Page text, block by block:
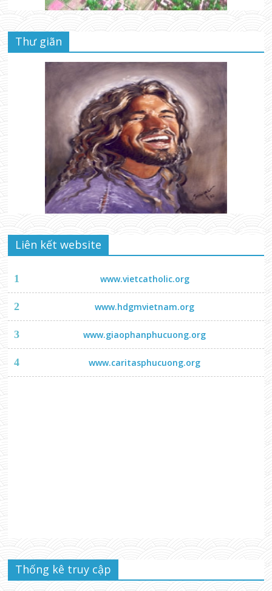
Thư giãn
Liên kết website
1 www.vietcatholic.org
2 www.hdgmvietnam.org
3 www.giaophanphucuong.org
4 www.caritasphucuong.org
Thống kê truy cập